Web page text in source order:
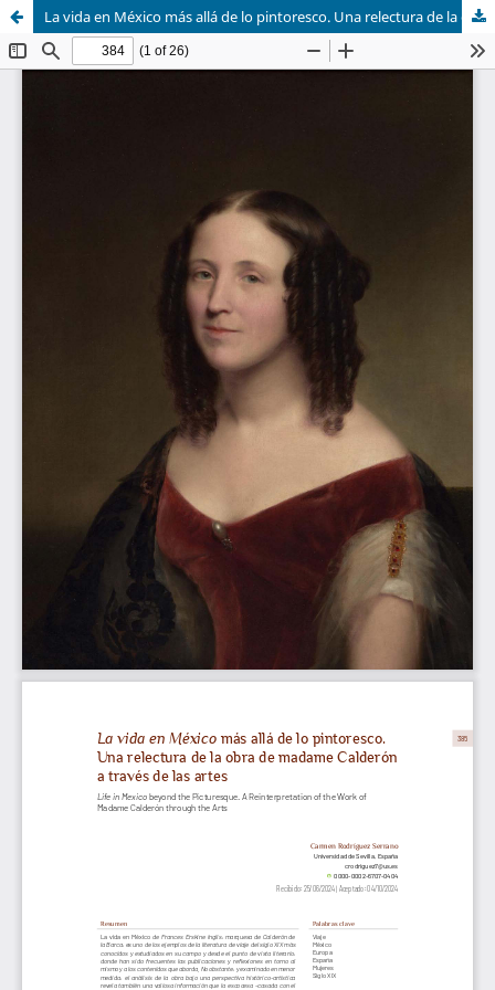
La vida en México más allá de lo pintoresco. Una relectura de la obra de madame Calderón a través de las artes.